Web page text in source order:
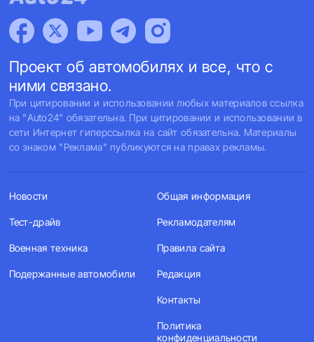
Проект об автомобилях и все, что с
ними связано.
При цитировании и использовании любых материалов ссылка
на "Auto24" обязательна. При цитировании и использовании в
сети Интернет гиперссылка на сайт обязательна. Материалы
со знаком "Реклама" публикуются на правах рекламы.
Новости
Тест-драйв
Военная техника
Подержанные автомобили
Общая информация
Рекламодателям
Правила сайта
Редакция
Контакты
Политика
конфиденциальности